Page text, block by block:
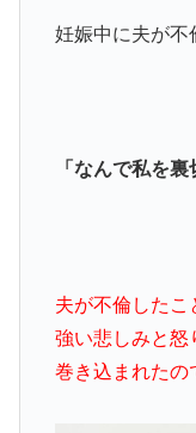
妊娠中に夫が不
「なんで私を裏
夫が不倫したこ
強い悲しみと怒
巻き込まれたの